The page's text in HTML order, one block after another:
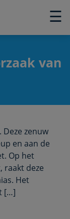
☰
×
van
Deze zenuw
en aan de
Op het
raakt deze
Het
[…]